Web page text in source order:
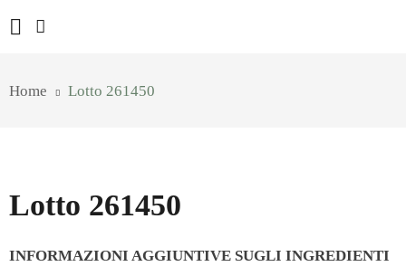
Home Lotto 261450
Lotto 261450
INFORMAZIONI AGGIUNTIVE SUGLI INGREDIENTI